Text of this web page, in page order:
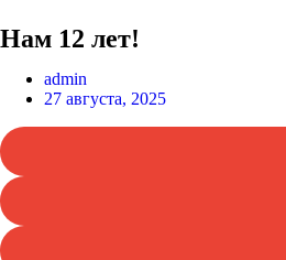
Нам 12 лет!
admin
27 августа, 2025